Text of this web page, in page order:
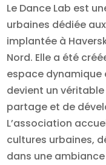
Le Dance Lab est
urbaines dédiée
implantée à
Nord. Elle a été
espace dynamique
devient un
partage et de
L’association
cultures urbaines,
dans une